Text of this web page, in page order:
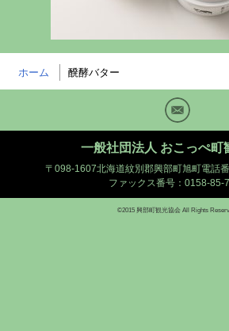
ホーム 醗酵バター
Mail
一般社団法人 おこっぺ町
〒098-1607北海道紋別郡興部町旭町電話
ファックス番号：0158-85-
©2015 興部町観光協会 All Rights